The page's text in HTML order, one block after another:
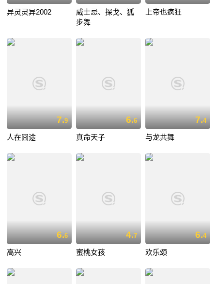
异灵灵异2002
威士忌、探戈、狐
步舞
上帝也疯狂
7.9
人在囧途
6.6
真命天子
7.4
与龙共舞
6.6
高兴
4.7
蜜桃女孩
6.4
欢乐颂